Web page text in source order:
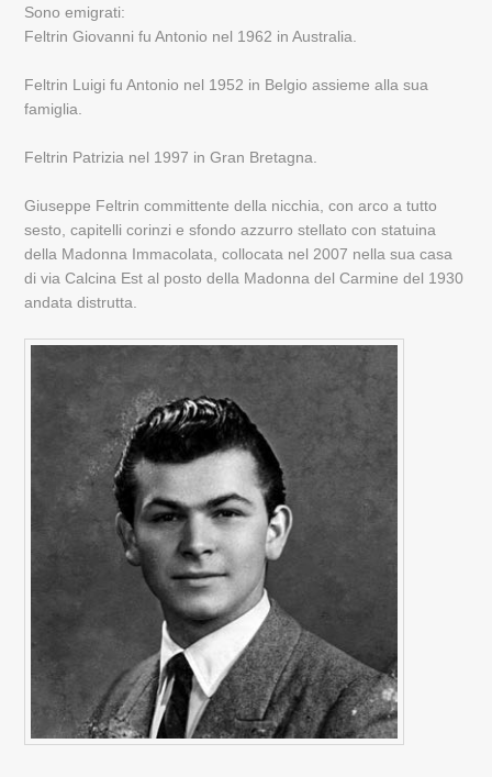
Sono emigrati:
Feltrin Giovanni fu Antonio nel 1962 in Australia.
Feltrin Luigi fu Antonio nel 1952 in Belgio assieme alla sua
famiglia.
Feltrin Patrizia nel 1997 in Gran Bretagna.
Giuseppe Feltrin committente della nicchia, con arco a tutto
sesto, capitelli corinzi e sfondo azzurro stellato con statuina
della Madonna Immacolata, collocata nel 2007 nella sua casa
di via Calcina Est al posto della Madonna del Carmine del 1930
andata distrutta.